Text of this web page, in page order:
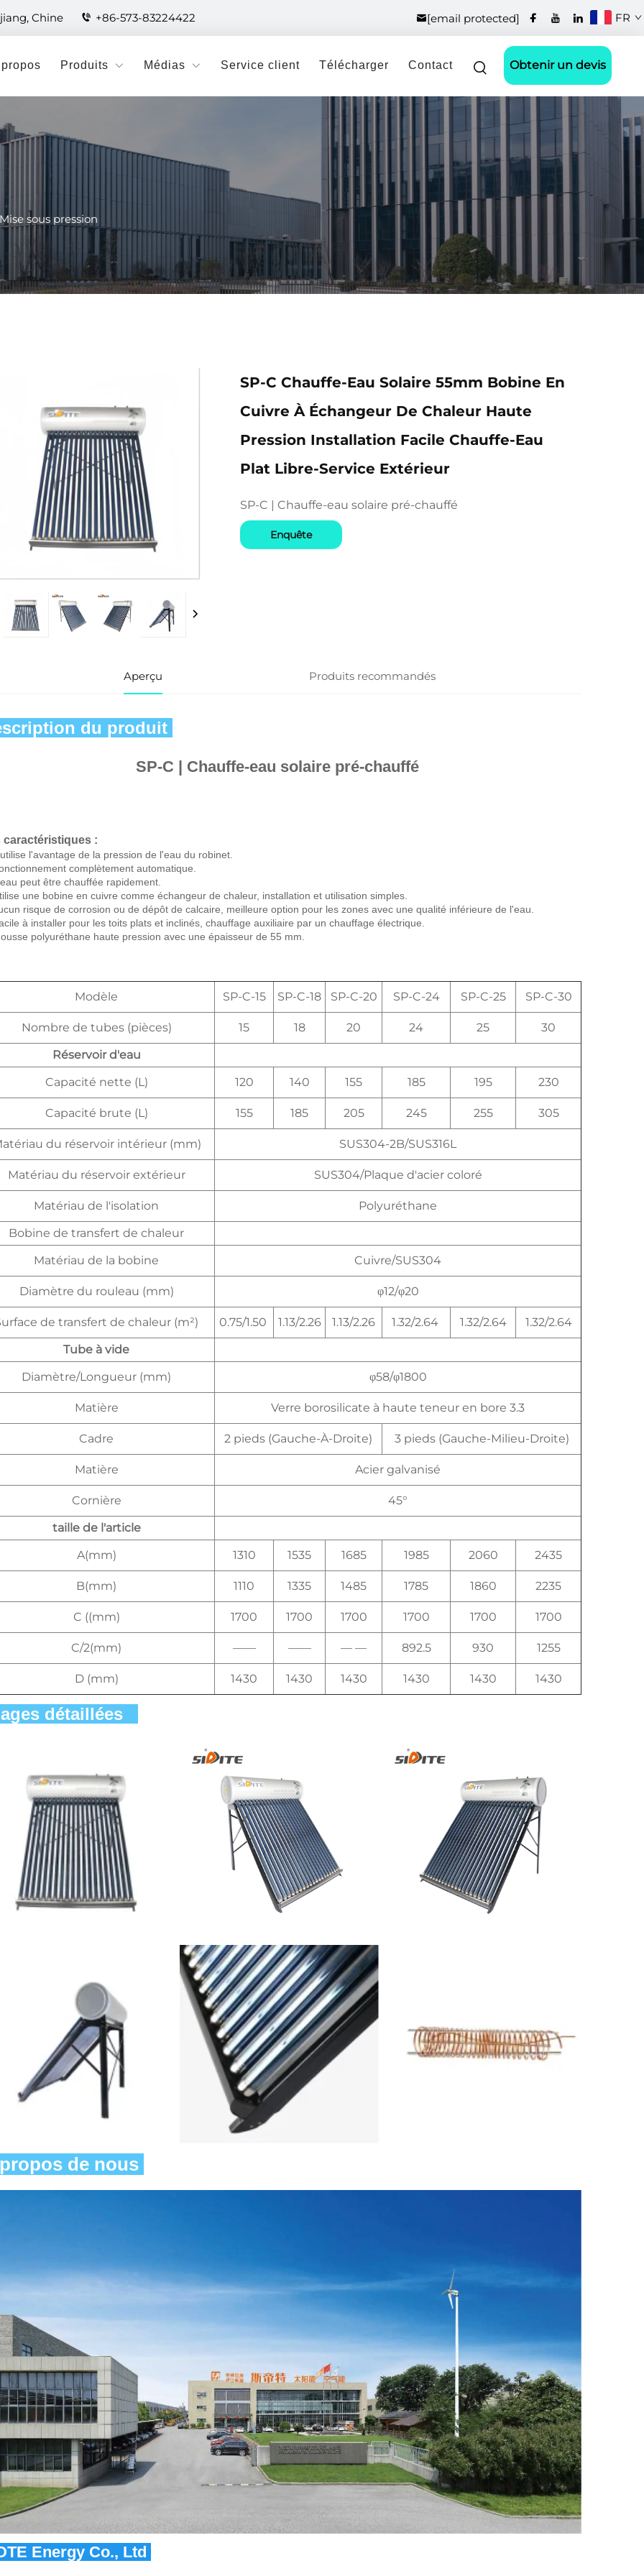
Chine +86-573-83224422 [email protected] FR
Produits Médias Service client Télécharger Contact Obtenir un devis
Mise sous pression
SP-C Chauffe-Eau Solaire 55mm Bobine En
Cuivre À Échangeur De Chaleur Haute
Pression Installation Facile Chauffe-Eau
Plat Libre-Service Extérieur
SP-C | Chauffe-eau solaire pré-chauffé
Enquête
Aperçu Produits recommandés
du produit
SP-C | Chauffe-eau solaire pré-chauffé
caractéristiques :
l'avantage de la pression de l'eau du robinet.
complètement automatique.
peut être chauffée rapidement.
une bobine en cuivre comme échangeur de chaleur, installation et utilisation simples.
risque de corrosion ou de dépôt de calcaire, meilleure option pour les zones avec une qualité inférieure de l'eau.
à installer pour les toits plats et inclinés, chauffage auxiliaire par un chauffage électrique.
polyuréthane haute pression avec une épaisseur de 55 mm.
Modèle SP-C-15 SP-C-18 SP-C-20 SP-C-24 SP-C-25 SP-C-30
Nombre de tubes (pièces) 15 18 20 24 25
30
Réservoir d'eau
Capacité nette (L)
120 140 155 185 195 230
Capacité brute (L) 155 185 205 245 255 305
du réservoir intérieur (mm) SUS304-2B/SUS316L
Matériau du réservoir extérieur SUS304/Plaque d'acier coloré
Matériau de l'isolation
Polyuréthane
Bobine de transfert de chaleur
Matériau de la bobine
Cuivre/SUS304
Diamètre du rouleau (mm) φ12/φ20
de transfert de chaleur (m²) 0.75/1.50 1.13/2.26 1.13/2.26 1.32/2.64 1.32/2.64
1.32/2.64
Tube à vide
Diamètre/Longueur (mm)
φ58/φ1800
Matière Verre borosilicate à haute teneur en bore 3.3
Cadre 2 pieds (Gauche-À-Droite) 3 pieds (Gauche-Milieu-Droite)
Matière Acier galvanisé
Cornière
45°
taille de l'article
A(mm)
1310 1535 1685 1985 2060 2435
B(mm) 1110 1335 1485 1785 1860 2235
C ((mm) 1700 1700 1700 1700 1700 1700
C/2(mm) —— —— — — 892.5 930 1255
D (mm) 1430 1430 1430 1430 1430 1430
détaillées
de nous
Energy Co., Ltd